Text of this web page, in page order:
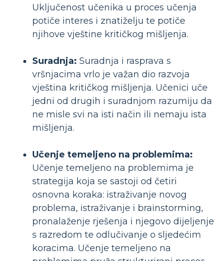
Uključenost učenika u proces učenja
potiče interes i znatiželju te potiče
njihove vještine kritičkog mišljenja.
Suradnja: Suradnja i rasprava s
vršnjacima vrlo je važan dio razvoja
vještina kritičkog mišljenja. Učenici uče
jedni od drugih i suradnjom razumiju da
ne misle svi na isti način ili nemaju ista
mišljenja.
Učenje temeljeno na problemima:
Učenje temeljeno na problemima je
strategija koja se sastoji od četiri
osnovna koraka: istraživanje novog
problema, istraživanje i brainstorming,
pronalaženje rješenja i njegovo dijeljenje
s razredom te odlučivanje o sljedećim
koracima. Učenje temeljeno na